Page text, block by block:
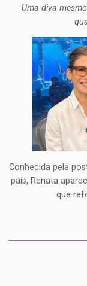
Uma diva
Conhecida pela
país, Renata
que